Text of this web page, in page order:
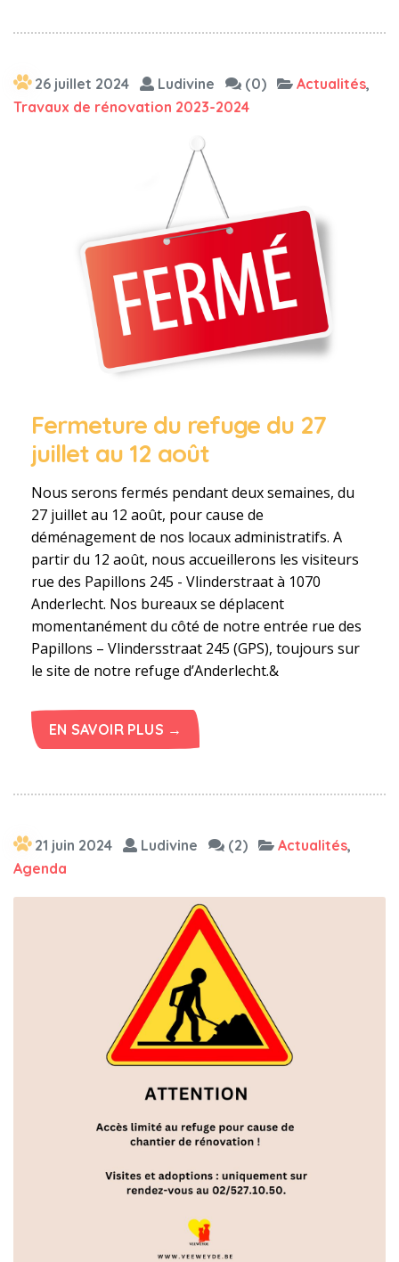
26 juillet 2024 Ludivine (0) Actualités,
Travaux de rénovation 2023-2024
Fermeture du refuge du 27
juillet au 12 août
Nous serons fermés pendant deux semaines, du
27 juillet au 12 août, pour cause de
déménagement de nos locaux administratifs. A
partir du 12 août, nous accueillerons les visiteurs
rue des Papillons 245 - Vlinderstraat à 1070
Anderlecht. Nos bureaux se déplacent
momentanément du côté de notre entrée rue des
Papillons – Vlindersstraat 245 (GPS), toujours sur
le site de notre refuge d’Anderlecht.&
EN SAVOIR PLUS →
21 juin 2024 Ludivine (2) Actualités,
Agenda